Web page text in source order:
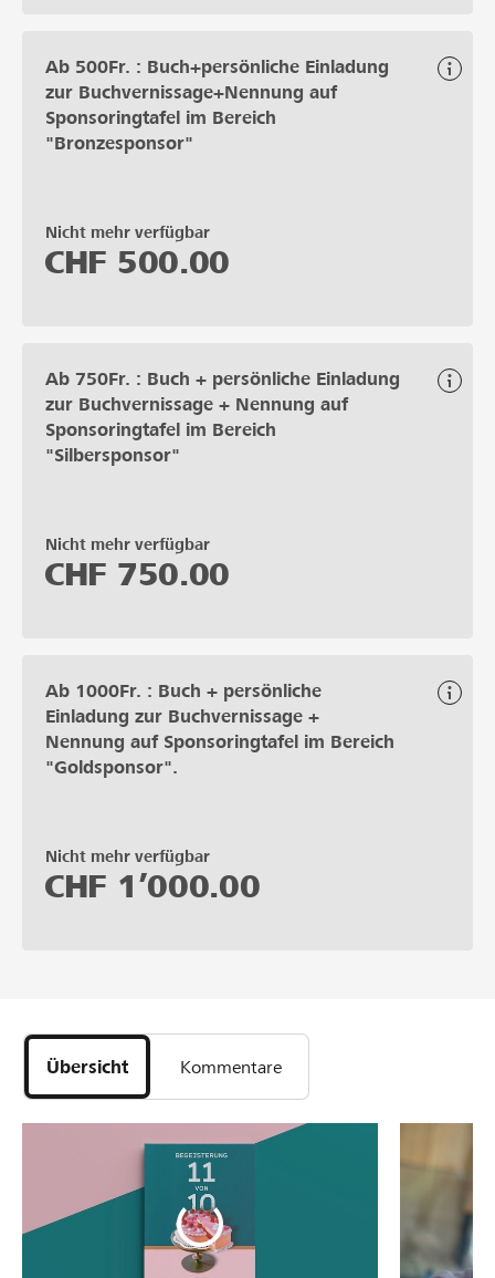
Ab 500Fr. : Buch+persönliche Einladung
zur Buchvernissage+Nennung auf
Sponsoringtafel im Bereich
"Bronzesponsor"
Nicht mehr verfügbar
CHF 500.00
Ab 750Fr. : Buch + persönliche Einladung
zur Buchvernissage + Nennung auf
Sponsoringtafel im Bereich
"Silbersponsor"
Nicht mehr verfügbar
CHF 750.00
Ab 1000Fr. : Buch + persönliche
Einladung zur Buchvernissage +
Nennung auf Sponsoringtafel im Bereich
"Goldsponsor".
Nicht mehr verfügbar
CHF 1’000.00
Übersicht Kommentare